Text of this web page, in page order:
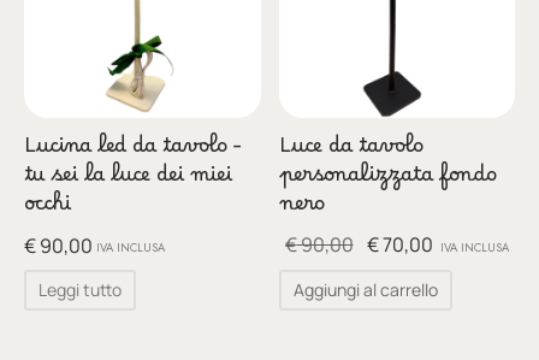
Lucina led da tavolo –
tu sei la luce dei miei
occhi
€90,00 IVA INCLUSA
Leggi tutto
Luce da tavolo
personalizzata fondo
nero
€90,00 Il prezzo
era:
€70,00 Il prezzo
è:
IVA INCLUSA
Aggiungi al carrello